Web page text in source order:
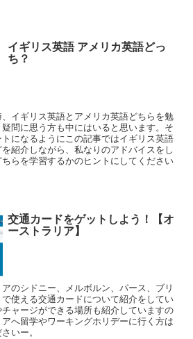
イギリス英語 アメリカ英語どっ
ち？
イギリス英語とアメリカ英語どちらを勉
問に思う方も中にはいると思います。そ
になるようにこの記事ではイギリス英語
紹介しながら、私なりのアドバイスをし
らを学習するかのヒントにしてください
交通カードをゲットしよう！【オ
ーストラリア】
のシドニー、メルボルン、パース、ブリ
使える交通カードについて紹介をしてい
ャージができる場所も紹介していますの
へ留学やワーキングホリデーに行く方は
いー。